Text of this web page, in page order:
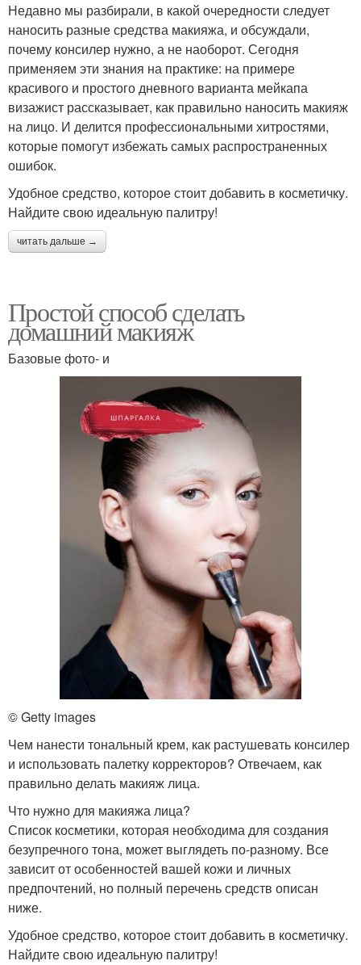
Недавно мы разбирали, в какой очередности следует
наносить разные средства макияжа, и обсуждали,
почему консилер нужно, а не наоборот. Сегодня
применяем эти знания на практике: на примере
красивого и простого дневного варианта мейкапа
визажист рассказывает, как правильно наносить макияж
на лицо. И делится профессиональными хитростями,
которые помогут избежать самых распространенных
ошибок.
Удобное средство, которое стоит добавить в косметичку.
Найдите свою идеальную палитру!
читать дальше →
Простой способ сделать
домашний макияж
Базовые фото- и
© Getty images
Чем нанести тональный крем, как растушевать консилер
и использовать палетку корректоров? Отвечаем, как
правильно делать макияж лица.
Что нужно для макияжа лица?
Список косметики, которая необходима для создания
безупречного тона, может выглядеть по-разному. Все
зависит от особенностей вашей кожи и личных
предпочтений, но полный перечень средств описан
ниже.
Удобное средство, которое стоит добавить в косметичку.
Найдите свою идеальную палитру!